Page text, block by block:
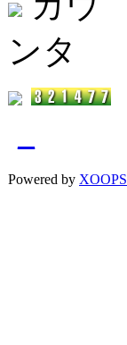
ンタ
Powered by XOOPS